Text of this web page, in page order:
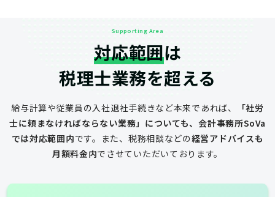
Supporting Area
対応範囲は
税理士業務を超える
給与計算や従業員の入社退社手続きなど本来であれば、
「社労
士に頼まなければならない業務」についても、会計事務所SoVa
では対応範囲内です。 また、税務相談などの経営アドバイスも
月額料金内でさせていただいております。